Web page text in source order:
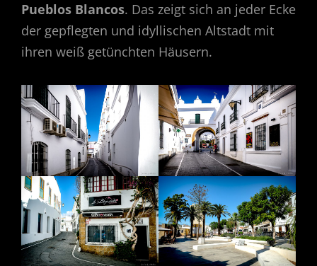
Pueblos Blancos. Das zeigt sich an jeder Ecke
der gepflegten und idyllischen Altstadt mit
ihren weiß getünchten Häusern.